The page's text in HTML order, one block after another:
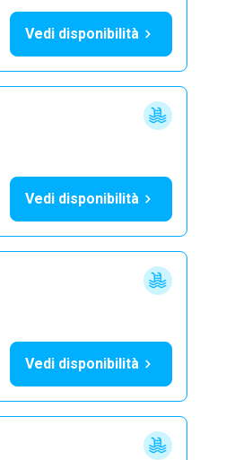
Vedi disponibilità
Vedi disponibilità
Vedi disponibilità